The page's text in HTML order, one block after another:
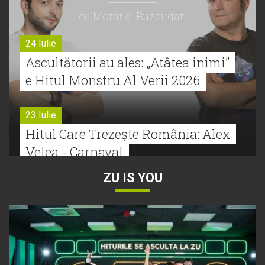
cu Morar şi Buzdugan
24 Iulie
Ascultătorii au ales: „Atâtea inimi”
e Hitul Monstru Al Verii 2026
23 Iulie
Hitul Care Trezește România: Alex
Velea - Carnaval
Bătălie strânsă la Hitul Monstru Al
Verii: Cabron versus Faydee
21 Iulie
ZU IS YOU